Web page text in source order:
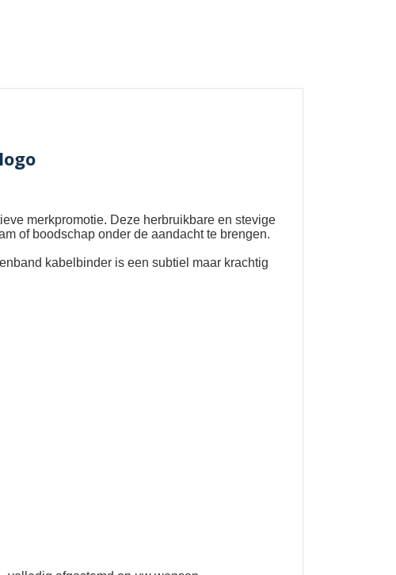
merkpromotie. Deze herbruikbare en stevige
of boodschap onder de aandacht te brengen.
kabelbinder is een subtiel maar krachtig